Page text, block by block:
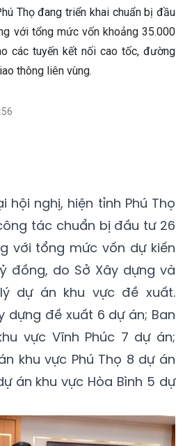
Thọ đang triển khai chuẩn bị đầu
với tổng mức vốn khoảng 35.000
các tuyến kết nối cao tốc, đường
thông liên vùng.
hội nghị, hiện tỉnh Phú Thọ
tác chuẩn bị đầu tư 26
với tổng mức vốn dự kiến
đồng, do Sở Xây dựng và
dự án khu vực đề xuất.
dựng đề xuất 6 dự án; Ban
vực Vĩnh Phúc 7 dự án;
khu vực Phú Thọ 8 dự án
án khu vực Hòa Bình 5 dự